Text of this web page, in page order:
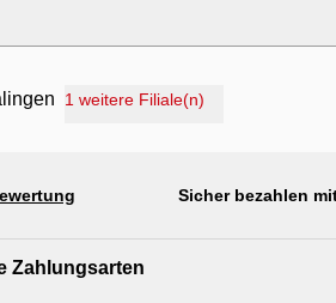
1 weitere Filiale(n)
Sicher bezahlen
Zahlungsarten